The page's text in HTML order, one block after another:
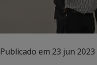
Publicado em 23 jun 2023